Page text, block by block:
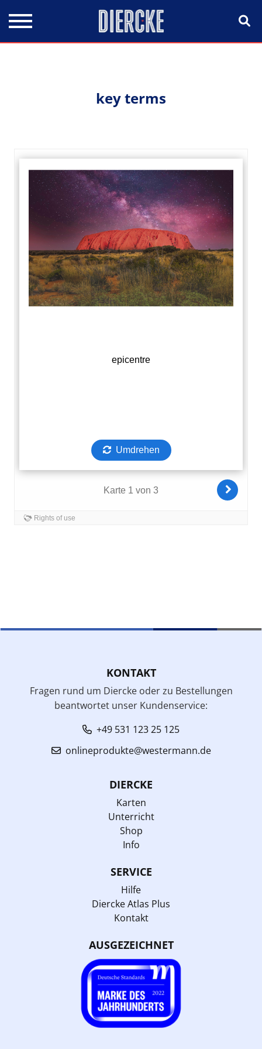
key terms
KONTAKT
Fragen rund um Diercke oder zu Bestellungen
beantwortet unser Kundenservice:
+49 531 123 25 125
onlineprodukte@westermann.de
DIERCKE
Karten
Unterricht
Shop
Info
SERVICE
Hilfe
Diercke Atlas Plus
Kontakt
AUSGEZEICHNET